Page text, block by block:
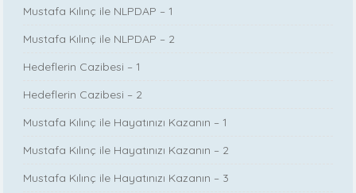
Mustafa Kılınç ile NLPDAP – 1
Mustafa Kılınç ile NLPDAP – 2
Hedeflerin Cazibesi – 1
Hedeflerin Cazibesi – 2
Mustafa Kılınç ile Hayatınızı Kazanın – 1
Mustafa Kılınç ile Hayatınızı Kazanın – 2
Mustafa Kılınç ile Hayatınızı Kazanın – 3